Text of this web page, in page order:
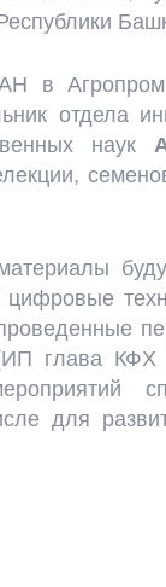
в
отдела
наук
(ИП глава
для